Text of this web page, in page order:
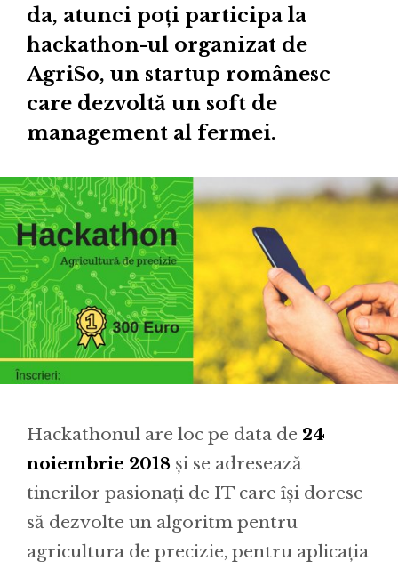
da, atunci poți participa la
hackathon-ul organizat de
AgriSo, un startup românesc
care dezvoltă un soft de
management al fermei.
Hackathonul are loc pe data de 24
noiembrie 2018 și se adresează
tinerilor pasionați de IT care își doresc
să dezvolte un algoritm pentru
agricultura de precizie, pentru aplicația